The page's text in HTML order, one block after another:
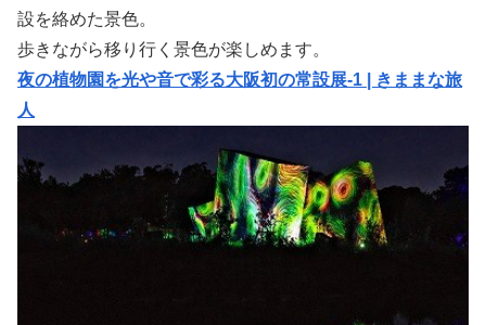
設を絡めた景色。
歩きながら移り行く景色が楽しめます。
夜の植物園を光や音で彩る大阪初の常設展-1 | きままな旅
人